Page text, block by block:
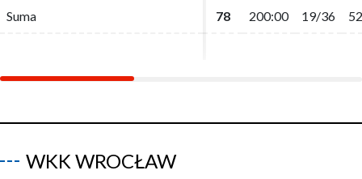
Suma 78 200:00 19/36
Suma 78 200:00 19/36
WKK WROCŁAW